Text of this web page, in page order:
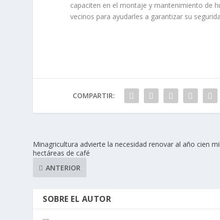
capaciten en el montaje y mantenimiento de
vecinos para ayudarles a garantizar su
COMPARTIR:
Minagricultura advierte la necesidad renovar al año cien
hectáreas de café
ANTERIOR
SOBRE EL AUTOR